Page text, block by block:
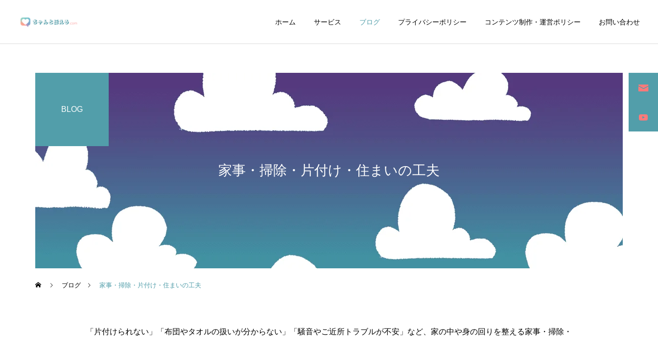
ホーム サービス ブログ プライバシーポリシー コンテンツ制作・運営ポリシー お問い合わせ
詳細を見る
ブランディングサポート グラフィックデザイン SEO / セールスライティング
動画制作編集 ナレーション制作
家事・掃除・片付け・住まいの工夫
BLOG
ブログ 家事・掃除・片付け・住まいの工夫
「片付けられない」「布団やタオルの扱いが分からない」「騒音やご近所トラブルが不安」など、家の中や身の回りを整える家事・掃除・